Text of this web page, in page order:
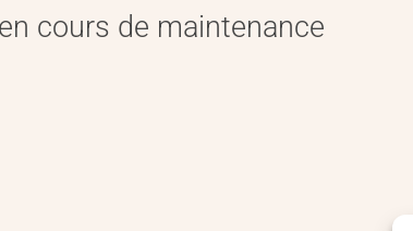
cours de maintenance